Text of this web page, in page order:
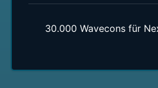
30.000 Wavecons für